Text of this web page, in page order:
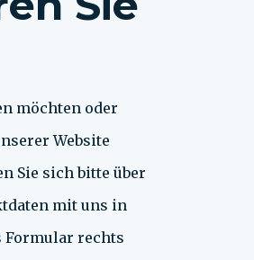
möchten oder
Website
Sie sich bitte über
mit uns in
Formular rechts